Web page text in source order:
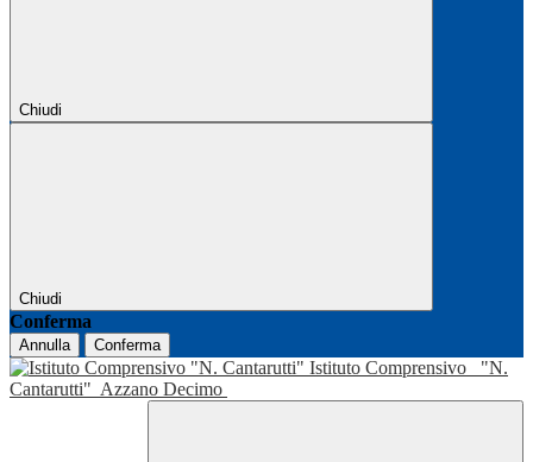
Chiudi
Chiudi
Conferma
Annulla Conferma
Istituto Comprensivo
"N.
Cantarutti" Azzano Decimo